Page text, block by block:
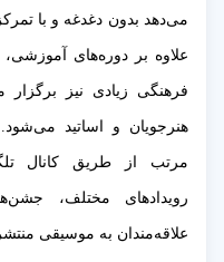
می‌دهد بدون دغدغه و با
علاوه بر دوره‌های
فرهنگی زیادی نیز
هنرجویان و اساتید
مرتب از طریق کانال
رویدادهای مختلف،
علاقه‌مندان به موسیقی